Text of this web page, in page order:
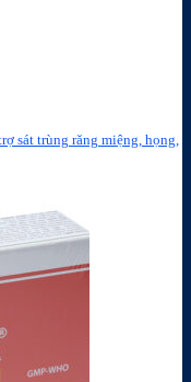
sát trùng răng miệng, họng,